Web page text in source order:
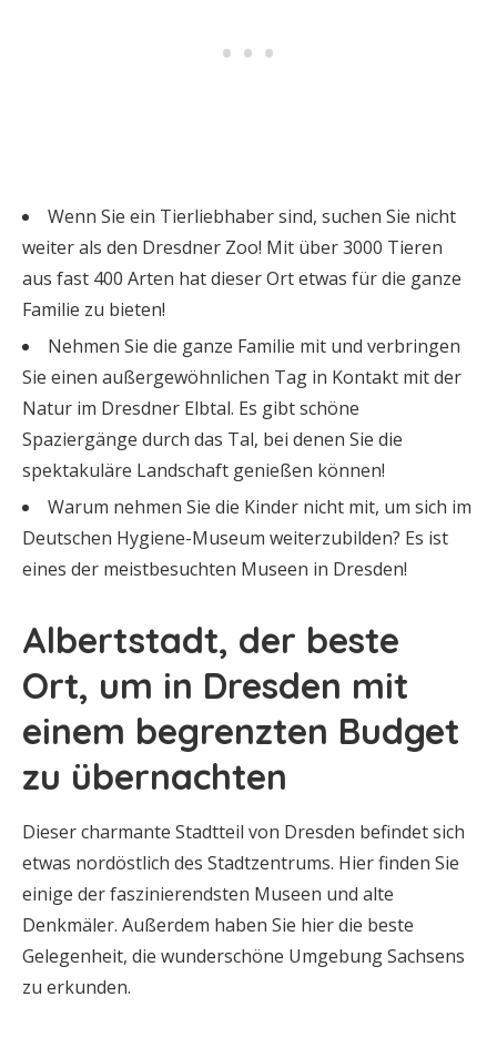
Wenn Sie ein Tierliebhaber sind, suchen Sie nicht
weiter als den Dresdner Zoo! Mit über 3000 Tieren
aus fast 400 Arten hat dieser Ort etwas für die ganze
Familie zu bieten!
Nehmen Sie die ganze Familie mit und verbringen
Sie einen außergewöhnlichen Tag in Kontakt mit der
Natur im Dresdner Elbtal. Es gibt schöne
Spaziergänge durch das Tal, bei denen Sie die
spektakuläre Landschaft genießen können!
Warum nehmen Sie die Kinder nicht mit, um sich im
Deutschen Hygiene-Museum weiterzubilden? Es ist
eines der meistbesuchten Museen in Dresden!
Albertstadt, der beste
Ort, um in Dresden mit
einem begrenzten Budget
zu übernachten
Dieser charmante Stadtteil von Dresden befindet sich
etwas nordöstlich des Stadtzentrums. Hier finden Sie
einige der faszinierendsten Museen und alte
Denkmäler. Außerdem haben Sie hier die beste
Gelegenheit, die wunderschöne Umgebung Sachsens
zu erkunden.